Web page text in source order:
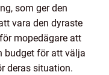
som ger den
vara den dyraste
mopedägare att
budget för att välja
deras situation.